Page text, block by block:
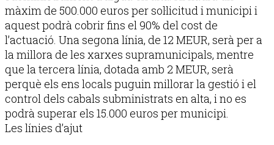
màxim de 500.000 euros per sol·licitud i municipi i
aquest podrà cobrir fins el 90% del cost de
l’actuació. Una segona línia, de 12 MEUR, serà per a
la millora de les xarxes supramunicipals, mentre
que la tercera línia, dotada amb 2 MEUR, serà
perquè els ens locals puguin millorar la gestió i el
control dels cabals subministrats en alta, i no es
podrà superar els 15.000 euros per municipi.
Les línies d’ajut